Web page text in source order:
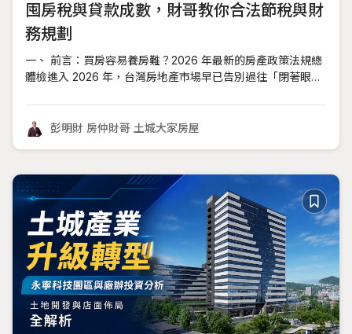
囤房稅與貸款成數，財哥教你合法節稅與財
務規劃
一、 前言：買房容易養房難？2026 年最新的房產政策法規總
體檢進入 2026 年，台灣房地產市場早已告別過往「閉著眼睛
2.0（全國累進稅率），再到資金端的中央銀行第七波（甚至第
彭明財 房仲財哥 土城大家房屋